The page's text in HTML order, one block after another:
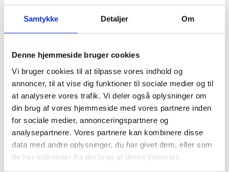
Samtykke Detaljer Om
Denne hjemmeside bruger cookies
Vi bruger cookies til at tilpasse vores indhold og
annoncer, til at vise dig funktioner til sociale medier og til
at analysere vores trafik. Vi deler også oplysninger om
din brug af vores hjemmeside med vores partnere inden
for sociale medier, annonceringspartnere og
analysepartnere. Vores partnere kan kombinere disse
data med andre oplysninger, du har givet dem, eller som
de har indsamlet fra din brug af deres tjenester.
Oplev hele Vestsjællands historie med vores MVE-
fællesbillet
25. juni 2026